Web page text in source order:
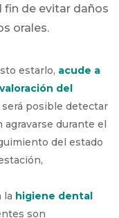
fin de evitar daños
orales.
estarlo, acude a
del
será posible detectar
durante el
del estado
la higiene dental
son